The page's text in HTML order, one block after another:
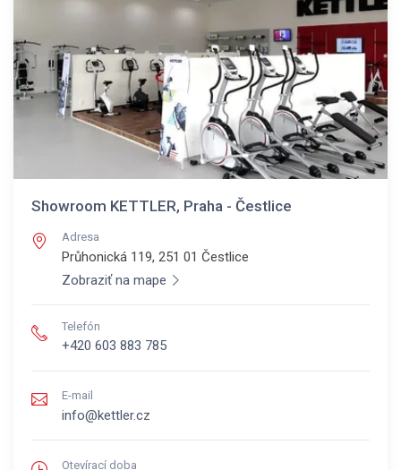
Showroom KETTLER, Praha - Čestlice
Adresa
Průhonická 119, 251 01 Čestlice
Zobraziť na mape
Telefón
+420 603 883 785
E-mail
info@kettler.cz
Otevírací doba